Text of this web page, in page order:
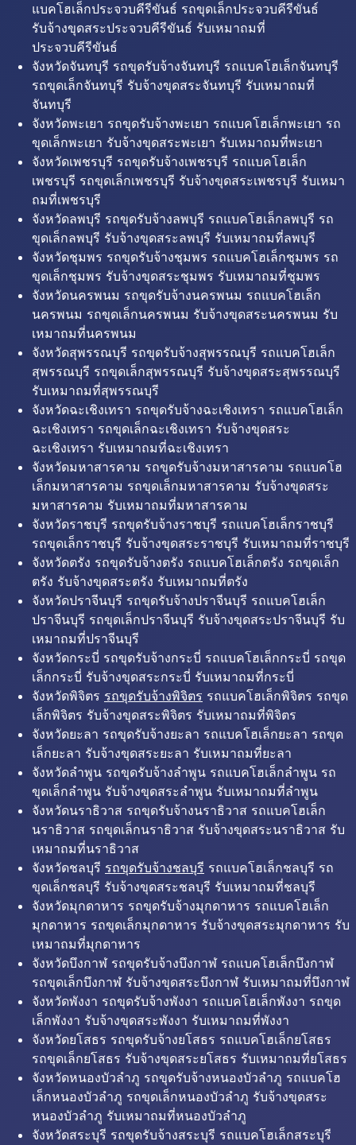
แบคโฮเล็กประจวบคีรีขันธ์ รถขุดเล็กประจวบคีรีขันธ์
รับจ้างขุดสระประจวบคีรีขันธ์ รับเหมาถมที่
ประจวบคีรีขันธ์
จังหวัดจันทบุรี รถขุดรับจ้างจันทบุรี รถแบคโฮเล็กจันทบุรี
รถขุดเล็กจันทบุรี รับจ้างขุดสระจันทบุรี รับเหมาถมที่
จันทบุรี
จังหวัดพะเยา รถขุดรับจ้างพะเยา รถแบคโฮเล็กพะเยา รถ
ขุดเล็กพะเยา รับจ้างขุดสระพะเยา รับเหมาถมที่พะเยา
จังหวัดเพชรบุรี รถขุดรับจ้างเพชรบุรี รถแบคโฮเล็ก
เพชรบุรี รถขุดเล็กเพชรบุรี รับจ้างขุดสระเพชรบุรี รับเหมา
ถมที่เพชรบุรี
จังหวัดลพบุรี รถขุดรับจ้างลพบุรี รถแบคโฮเล็กลพบุรี รถ
ขุดเล็กลพบุรี รับจ้างขุดสระลพบุรี รับเหมาถมที่ลพบุรี
จังหวัดชุมพร รถขุดรับจ้างชุมพร รถแบคโฮเล็กชุมพร รถ
ขุดเล็กชุมพร รับจ้างขุดสระชุมพร รับเหมาถมที่ชุมพร
จังหวัดนครพนม รถขุดรับจ้างนครพนม รถแบคโฮเล็ก
นครพนม รถขุดเล็กนครพนม รับจ้างขุดสระนครพนม รับ
เหมาถมที่นครพนม
จังหวัดสุพรรณบุรี รถขุดรับจ้างสุพรรณบุรี รถแบคโฮเล็ก
สุพรรณบุรี รถขุดเล็กสุพรรณบุรี รับจ้างขุดสระสุพรรณบุรี
รับเหมาถมที่สุพรรณบุรี
จังหวัดฉะเชิงเทรา รถขุดรับจ้างฉะเชิงเทรา รถแบคโฮเล็ก
ฉะเชิงเทรา รถขุดเล็กฉะเชิงเทรา รับจ้างขุดสระ
ฉะเชิงเทรา รับเหมาถมที่ฉะเชิงเทรา
จังหวัดมหาสารคาม รถขุดรับจ้างมหาสารคาม รถแบคโฮ
เล็กมหาสารคาม รถขุดเล็กมหาสารคาม รับจ้างขุดสระ
มหาสารคาม รับเหมาถมที่มหาสารคาม
จังหวัดราชบุรี รถขุดรับจ้างราชบุรี รถแบคโฮเล็กราชบุรี
รถขุดเล็กราชบุรี รับจ้างขุดสระราชบุรี รับเหมาถมที่ราชบุรี
จังหวัดตรัง รถขุดรับจ้างตรัง รถแบคโฮเล็กตรัง รถขุดเล็ก
ตรัง รับจ้างขุดสระตรัง รับเหมาถมที่ตรัง
จังหวัดปราจีนบุรี รถขุดรับจ้างปราจีนบุรี รถแบคโฮเล็ก
ปราจีนบุรี รถขุดเล็กปราจีนบุรี รับจ้างขุดสระปราจีนบุรี รับ
เหมาถมที่ปราจีนบุรี
จังหวัดกระบี่ รถขุดรับจ้างกระบี่ รถแบคโฮเล็กกระบี่ รถขุด
เล็กกระบี่ รับจ้างขุดสระกระบี่ รับเหมาถมที่กระบี่
จังหวัดพิจิตร รถขุดรับจ้างพิจิตร รถแบคโฮเล็กพิจิตร รถขุด
เล็กพิจิตร รับจ้างขุดสระพิจิตร รับเหมาถมที่พิจิตร
จังหวัดยะลา รถขุดรับจ้างยะลา รถแบคโฮเล็กยะลา รถขุด
เล็กยะลา รับจ้างขุดสระยะลา รับเหมาถมที่ยะลา
จังหวัดลำพูน รถขุดรับจ้างลำพูน รถแบคโฮเล็กลำพูน รถ
ขุดเล็กลำพูน รับจ้างขุดสระลำพูน รับเหมาถมที่ลำพูน
จังหวัดนราธิวาส รถขุดรับจ้างนราธิวาส รถแบคโฮเล็ก
นราธิวาส รถขุดเล็กนราธิวาส รับจ้างขุดสระนราธิวาส รับ
เหมาถมที่นราธิวาส
จังหวัดชลบุรี รถขุดรับจ้างชลบุรี รถแบคโฮเล็กชลบุรี รถ
ขุดเล็กชลบุรี รับจ้างขุดสระชลบุรี รับเหมาถมที่ชลบุรี
จังหวัดมุกดาหาร รถขุดรับจ้างมุกดาหาร รถแบคโฮเล็ก
มุกดาหาร รถขุดเล็กมุกดาหาร รับจ้างขุดสระมุกดาหาร รับ
เหมาถมที่มุกดาหาร
จังหวัดบึงกาฬ รถขุดรับจ้างบึงกาฬ รถแบคโฮเล็กบึงกาฬ
รถขุดเล็กบึงกาฬ รับจ้างขุดสระบึงกาฬ รับเหมาถมที่บึงกาฬ
จังหวัดพังงา รถขุดรับจ้างพังงา รถแบคโฮเล็กพังงา รถขุด
เล็กพังงา รับจ้างขุดสระพังงา รับเหมาถมที่พังงา
จังหวัดยโสธร รถขุดรับจ้างยโสธร รถแบคโฮเล็กยโสธร
รถขุดเล็กยโสธร รับจ้างขุดสระยโสธร รับเหมาถมที่ยโสธร
จังหวัดหนองบัวลำภู รถขุดรับจ้างหนองบัวลำภู รถแบคโฮ
เล็กหนองบัวลำภู รถขุดเล็กหนองบัวลำภู รับจ้างขุดสระ
หนองบัวลำภู รับเหมาถมที่หนองบัวลำภู
จังหวัดสระบุรี รถขุดรับจ้างสระบุรี รถแบคโฮเล็กสระบุรี